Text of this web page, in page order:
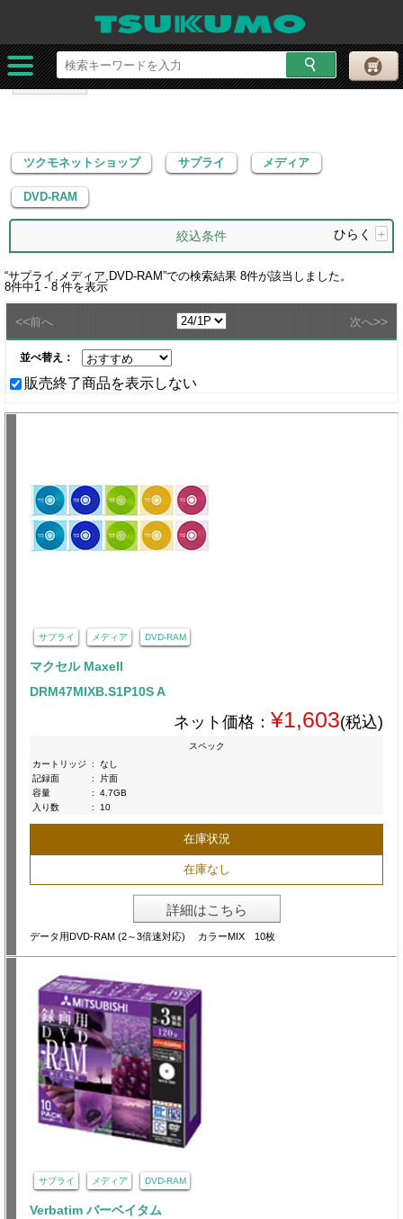
ツクモネットショップ サプライ
DVD-RAM
ツクモネットショップ サプライ メディア
DVD-RAM
絞込条件 ひらく +
“サプライ,メディア,DVD-RAM”での検索結果 8件が該当しました。
8件中1 - 8 件を表示
<<前へ 次へ>>
並べ替え：
販売終了商品を表示しない
サプライ メディア DVD-RAM
マクセル Maxell
DRM47MIXB.S1P10S A
ネット価格： ¥1,603(税込)
スペック
カートリッジ
:
なし
記録面
:
片面
容量
:
4.7GB
入り数
: 10
在庫状況
在庫なし
詳細はこちら
データ用DVD-RAM (2～3倍速対応) カラーMIX 10枚
サプライ メディア DVD-RAM
Verbatim バーベイタム